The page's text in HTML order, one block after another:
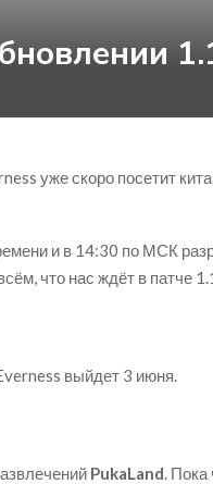
уже скоро посетит
и в 14:30 по МСК
что нас ждёт в патче
выйдет 3 июня.
PukaLand .